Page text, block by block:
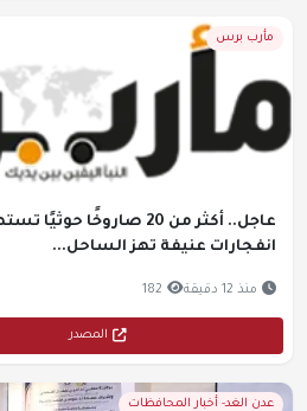
مأرب برس
عاجل.. أكثر من 20 صاروخًا
انفجارات عنيفة تهز الساحل...
منذ 12 دقيقة 182
المصدر
عدن الغد- أخبار المحافظات